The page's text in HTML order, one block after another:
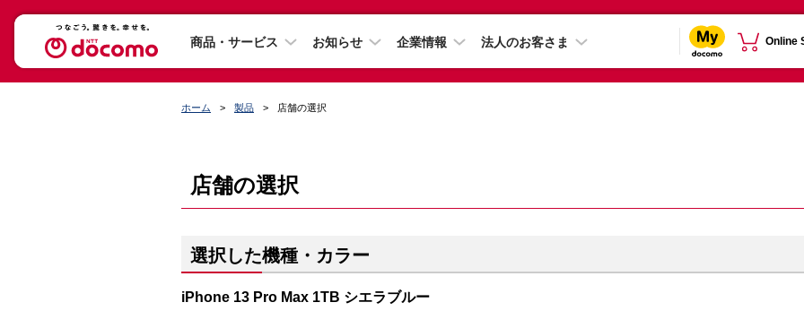
商品・サービス お知らせ 企業情報 法人のお客さま Online
ホーム 製品 店舗の選択
店舗の選択
選択した機種・カラー
iPhone 13 Pro Max 1TB シエラブルー